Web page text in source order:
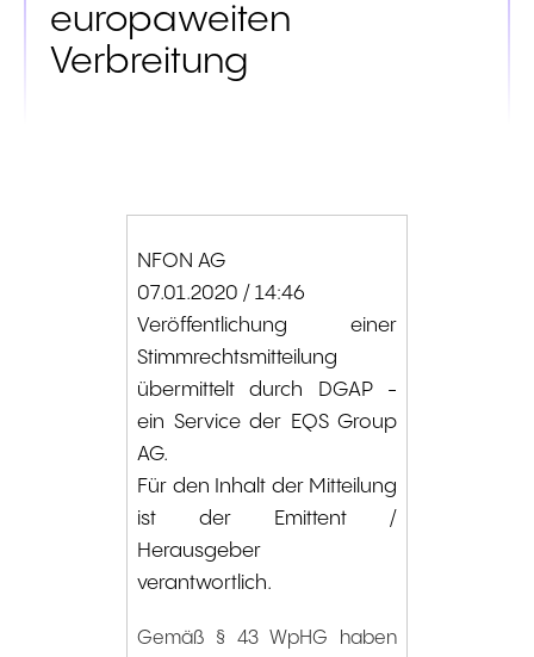
europaweiten
Verbreitung
NFON AG
07.01.2020 / 14:46
Veröffentlichung einer
Stimmrechtsmitteilung
übermittelt durch DGAP -
ein Service der EQS Group
AG.
Für den Inhalt der Mitteilung
ist der Emittent /
Herausgeber
verantwortlich.
Gemäß § 43 WpHG haben